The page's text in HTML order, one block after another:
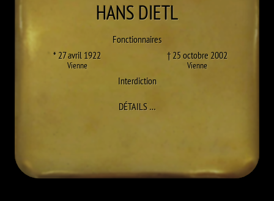
HANSDIETL
Fonctionnaires
* 27 avril 1922
Vienne
† 25 octobre 2002
Vienne
Interdiction
DÉTAILS…À HANS DIETL